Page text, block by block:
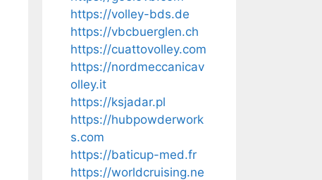
https://volley-bds.de
https://vbcbuerglen.ch
https://cuattovolley.com
https://nordmeccanicav
olley.it
https://ksjadar.pl
https://hubpowderwork
s.com
https://baticup-med.fr
https://worldcruising.ne